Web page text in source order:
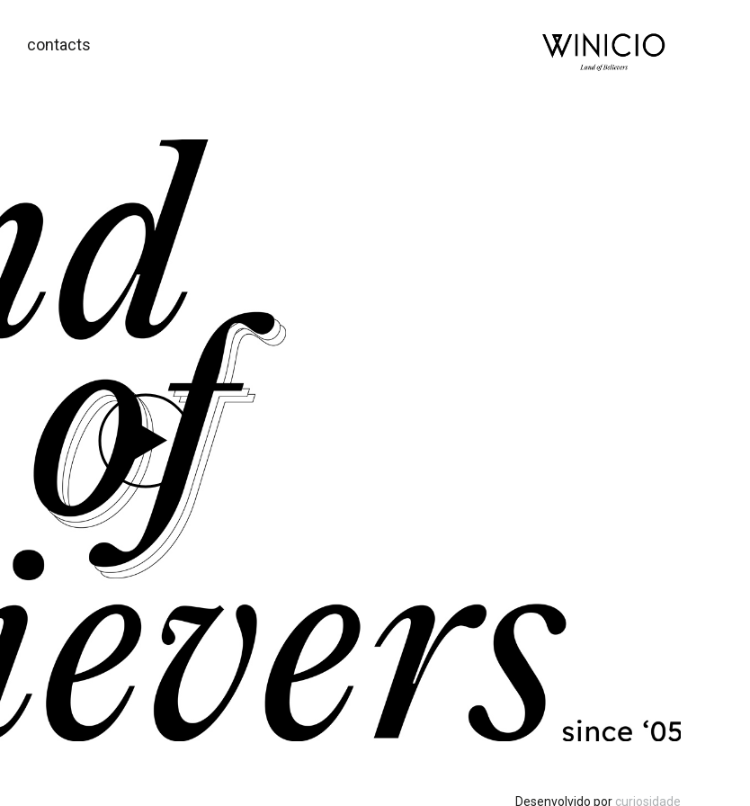
contacts
Desenvolvido por curiosidade